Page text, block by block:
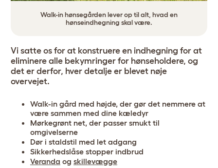
Walk-in hønsegården lever op til alt, hvad en
hønseindhegning skal være.
Vi satte os for at konstruere en indhegning for at
eliminere alle bekymringer for hønseholdere, og
det er derfor, hver detalje er blevet nøje
overvejet.
Walk-in gård med højde, der gør det nemmere at
være sammen med dine kæledyr
Mørkegrønt net, der passer smukt til
omgivelserne
Dør i staldstil med let adgang
Sikkerhedslåse stopper indbrud
Veranda og skillevægge